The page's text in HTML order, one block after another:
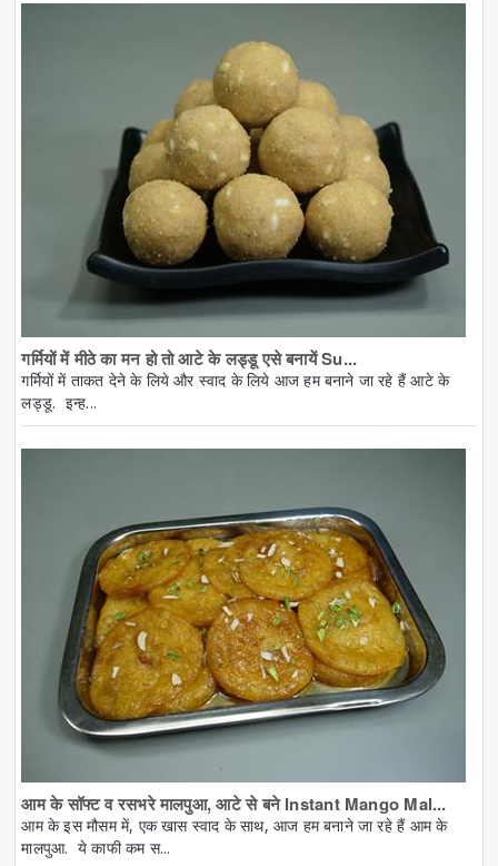
गर्मियों में मीठे का मन हो तो आटे के लड्डू एसे बनायें Su...
गर्मियों में ताकत देने के लिये और स्वाद के लिये आज हम बनाने जा रहे हैं आटे के
लड्डू. इन्ह...
आम के सॉफ्ट व रसभरे मालपुआ, आटे से बने Instant Mango Mal...
आम के इस मौसम में, एक खास स्वाद के साथ, आज हम बनाने जा रहे हैं आम के
मालपुआ. ये काफी कम स...